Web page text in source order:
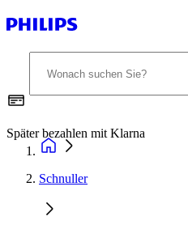
Später bezahlen mit Klarna
Schnuller